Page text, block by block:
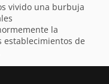
vivido una burbuja
la
de